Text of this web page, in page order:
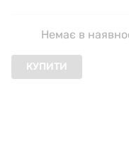
Немає в
КУПИТИ